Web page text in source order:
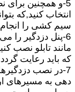
5-و همچنین برای
انتخاب کنید,که
سیم کشی را انجام
6-پنل دزدگیر را
مانند تابلو نصب
که باید رعایت
7-در نصب
دهی به مسیرهای